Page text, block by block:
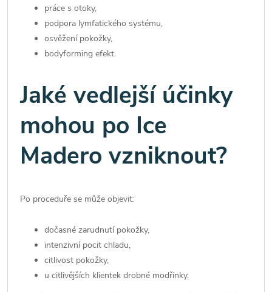
práce s otoky,
podpora lymfatického systému,
osvěžení pokožky,
bodyforming efekt.
Jaké vedlejší účinky
mohou po Ice
Madero vzniknout?
Po proceduře se může objevit:
dočasné zarudnutí pokožky,
intenzivní pocit chladu,
citlivost pokožky,
u citlivějších klientek drobné modřinky.